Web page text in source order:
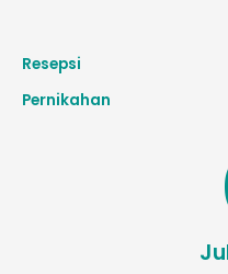
Resepsi
Pernikahan